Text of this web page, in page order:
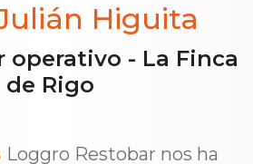
Higuita
operativo - La Finca
de Rigo
Loggro Restobar nos ha